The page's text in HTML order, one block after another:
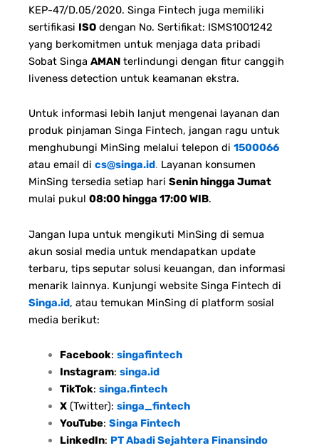
KEP-47/D.05/2020. Singa Fintech juga memiliki
sertifikasi ISO dengan No. Sertifikat: ISMS1001242
yang berkomitmen untuk menjaga data pribadi
Sobat Singa AMAN terlindungi dengan fitur canggih
liveness detection untuk keamanan ekstra.
Untuk informasi lebih lanjut mengenai layanan dan
produk pinjaman Singa Fintech, jangan ragu untuk
menghubungi MinSing melalui telepon di 1500066
atau email di cs@singa.id. Layanan konsumen
MinSing tersedia setiap hari Senin hingga Jumat
mulai pukul 08:00 hingga 17:00 WIB.
Jangan lupa untuk mengikuti MinSing di semua
akun sosial media untuk mendapatkan update
terbaru, tips seputar solusi keuangan, dan informasi
menarik lainnya. Kunjungi website Singa Fintech di
Singa.id, atau temukan MinSing di platform sosial
media berikut:
Facebook: singafintech
Instagram: singa.id
TikTok: singa.fintech
X(Twitter): singa_fintech
YouTube: Singa Fintech
LinkedIn: PT Abadi Sejahtera Finansindo